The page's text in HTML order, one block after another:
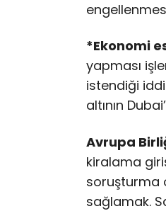
*Ekonomi
yapması
istendiği
altının
Avrupa
kiralama
soruşturma
sağlamak.